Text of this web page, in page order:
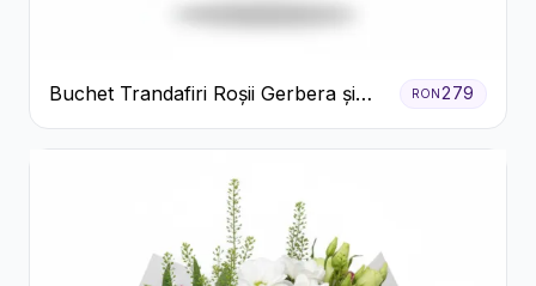
Buchet Trandafiri Roșii Gerbera și
Verdeață
RON279